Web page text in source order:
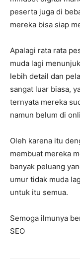
peserta juga di
mereka bisa siap
Apalagi rata rata
muda lagi
lebih detail dan
sangat luar biasa,
ternyata mereka
namun belum di
Oleh karena itu
membuat mereka
banyak peluang
umur tidak muda
untuk itu semua.
Semoga ilmunya
SEO